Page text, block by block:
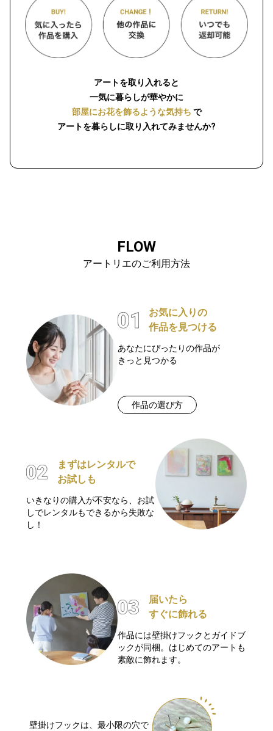
アートを取り入れると
一気に暮らしが華やかに
部屋にお花を飾るような気持ち で
アートを暮らしに取り入れてみませんか?
FLOW
アートリエのご利用方法
お気に入りの
作品を見つける
あなたにぴったりの作品が
きっと見つかる
作品の選び方
まずはレンタルで
お試しも
いきなりの購入が不安なら、お試
しでレンタルもできるから失敗な
し！
届いたら
すぐに飾れる
作品には壁掛けフックとガイドブ
ックが同梱。はじめてのアートも
素敵に飾れます。
壁掛けフックは、最小限の穴で